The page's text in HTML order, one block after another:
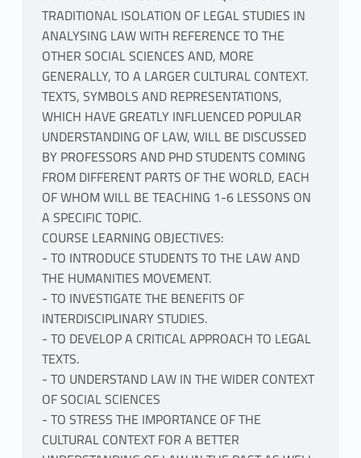
TRADITIONAL ISOLATION OF LEGAL STUDIES IN
ANALYSING LAW WITH REFERENCE TO THE
OTHER SOCIAL SCIENCES AND, MORE
GENERALLY, TO A LARGER CULTURAL CONTEXT.
TEXTS, SYMBOLS AND REPRESENTATIONS,
WHICH HAVE GREATLY INFLUENCED POPULAR
UNDERSTANDING OF LAW, WILL BE DISCUSSED
BY PROFESSORS AND PHD STUDENTS COMING
FROM DIFFERENT PARTS OF THE WORLD, EACH
OF WHOM WILL BE TEACHING 1-6 LESSONS ON
A SPECIFIC TOPIC.
COURSE LEARNING OBJECTIVES:
- TO INTRODUCE STUDENTS TO THE LAW AND
THE HUMANITIES MOVEMENT.
- TO INVESTIGATE THE BENEFITS OF
INTERDISCIPLINARY STUDIES.
- TO DEVELOP A CRITICAL APPROACH TO LEGAL
TEXTS.
- TO UNDERSTAND LAW IN THE WIDER CONTEXT
OF SOCIAL SCIENCES
- TO STRESS THE IMPORTANCE OF THE
CULTURAL CONTEXT FOR A BETTER